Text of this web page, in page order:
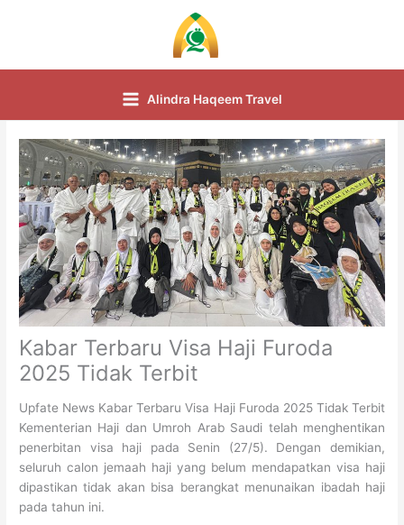
Alindra Haqeem Travel
Kabar Terbaru Visa Haji Furoda
2025 Tidak Terbit
Upfate News Kabar Terbaru Visa Haji Furoda 2025 Tidak Terbit
Kementerian Haji dan Umroh Arab Saudi telah menghentikan
penerbitan visa haji pada Senin (27/5). Dengan demikian,
seluruh calon jemaah haji yang belum mendapatkan visa haji
dipastikan tidak akan bisa berangkat menunaikan ibadah haji
pada tahun ini.